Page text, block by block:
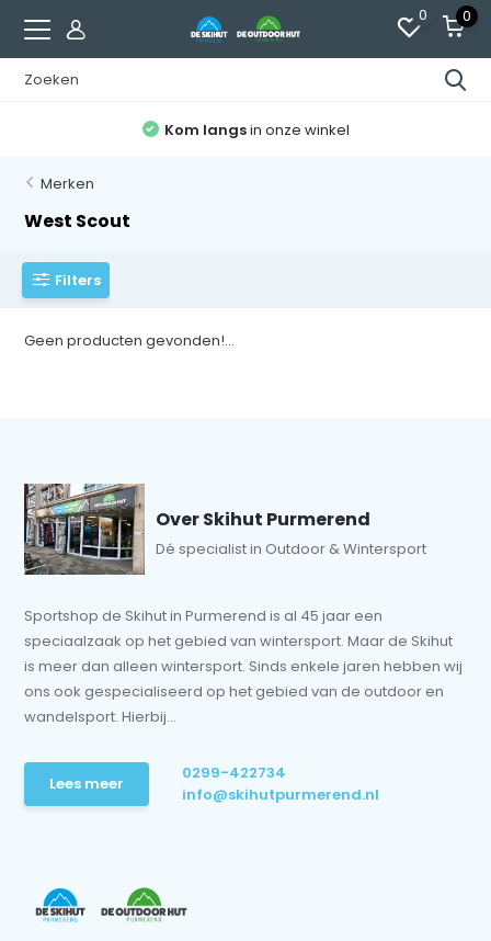
0 0
Kom langsin onze winkel
Merken
West Scout
Filters
Geen producten gevonden!...
Over Skihut Purmerend
Dé specialist in Outdoor & Wintersport
Sportshop de Skihut in Purmerend is al 45 jaar een
speciaalzaak op het gebied van wintersport. Maar de Skihut
is meer dan alleen wintersport. Sinds enkele jaren hebben wij
ons ook gespecialiseerd op het gebied van de outdoor en
wandelsport. Hierbij...
Lees meer
0299-422734
info@skihutpurmerend.nl